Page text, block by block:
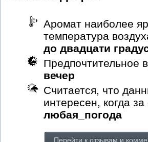
Аромат наиболее
температура
до двадцати
Предпочтительное
вечер
Считается, что
интересен, когда за
любая_погода
Перейти к отзывам и